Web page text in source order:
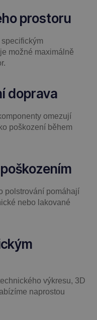
prostoru
možné maximálně
doprava
omezují
poškození během
polstrování pomáhají
nebo lakované
výkresu, 3D
naprostou